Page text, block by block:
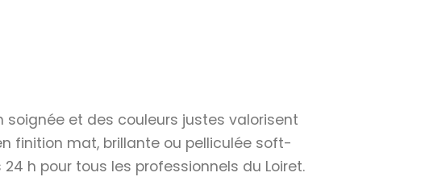
et des couleurs justes valorisent
finition mat, brillante ou pelliculée soft-
h pour tous les professionnels du Loiret.